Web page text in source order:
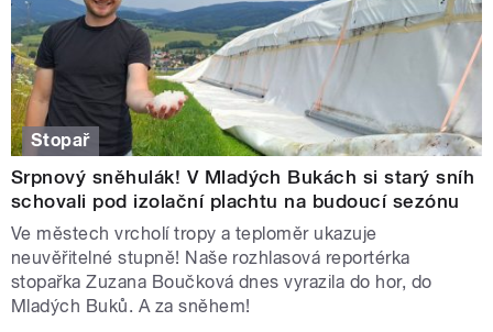
Stopař
Srpnový sněhulák! V Mladých Bukách si starý sníh
schovali pod izolační plachtu na budoucí sezónu
Ve městech vrcholí tropy a teploměr ukazuje
neuvěřitelné stupně! Naše rozhlasová reportérka
stopařka Zuzana Boučková dnes vyrazila do hor, do
Mladých Buků. A za sněhem!